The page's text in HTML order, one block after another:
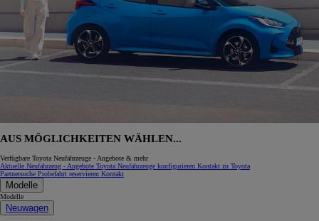
AUS MÖGLICHKEITEN WÄHLEN...
Verfügbare Toyota Neufahrzeuge - Angebote & mehr
Aktuelle Neufahrzeug - Angebote Toyota Neufahrzeuge konfigurieren Kontakt zu Toyota
Partnersuche Probefahrt reservieren Kontakt
Modelle
Modelle
Neuwagen